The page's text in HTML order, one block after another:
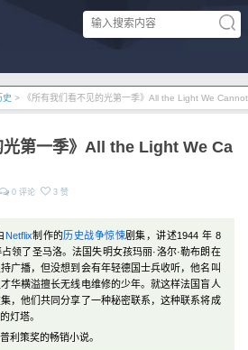
史 > 《所有我们看不见的光第一季》All the Light We
光第一季》All the Light We Ca
0 评论 3 赞
Netflix制作的历史战争惊悚剧集，讲述1944 年 8
领了圣马洛。法国失明女孩玛丽·洛尔·勒布朗在
广播，但没想到会有年轻德国士兵收听，他名叫
华横溢擅长无线电维修的少年。就这样法国盲人
，他们共同分享了一种秘密联系，这种联系将成
灯塔。
利策奖的畅销小说。